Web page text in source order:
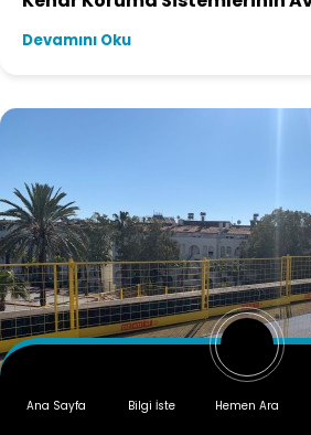
Devamını Oku
Ana Sayfa Bilgi İste Hemen Ara